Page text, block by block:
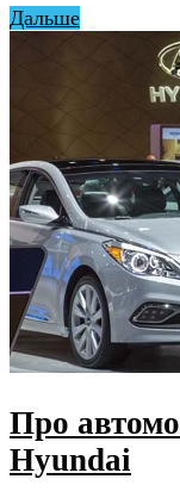
Дальше
Про
Hyundai